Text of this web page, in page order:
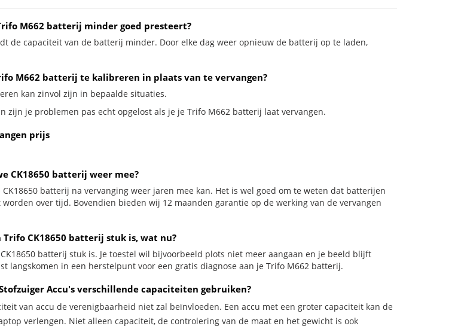
M662 batterij minder goed presteert?
de capaciteit van de batterij minder. Door elke dag weer opnieuw de batterij op te laden,
M662 batterij te kalibreren in plaats van te vervangen?
kan zinvol zijn in bepaalde situaties.
zijn je problemen pas echt opgelost als je je Trifo M662 batterij laat vervangen.
prijs
CK18650 batterij weer mee?
CK18650 batterij na vervanging weer jaren mee kan. Het is wel goed om te weten dat batterijen
over tijd. Bovendien bieden wij 12 maanden garantie op de werking van de vervangen
CK18650 batterij stuk is, wat nu?
batterij stuk is. Je toestel wil bijvoorbeeld plots niet meer aangaan en je beeld blijft
langskomen in een herstelpunt voor een gratis diagnose aan je Trifo M662 batterij.
Accu's verschillende capaciteiten gebruiken?
van accu de verenigbaarheid niet zal beïnvloeden. Een accu met een groter capaciteit kan de
verlengen. Niet alleen capaciteit, de controlering van de maat en het gewicht is ook